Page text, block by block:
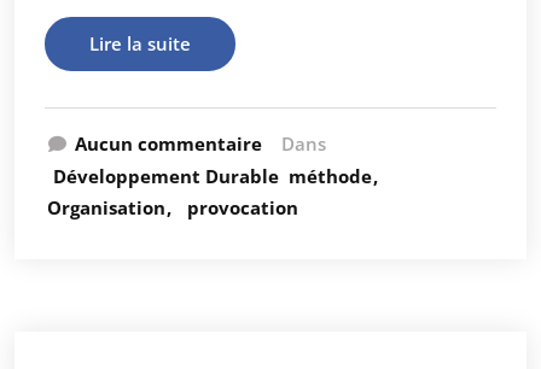
Lire la suite
Aucun commentaire
Dans
Développement Durable méthode
Organisation
provocation